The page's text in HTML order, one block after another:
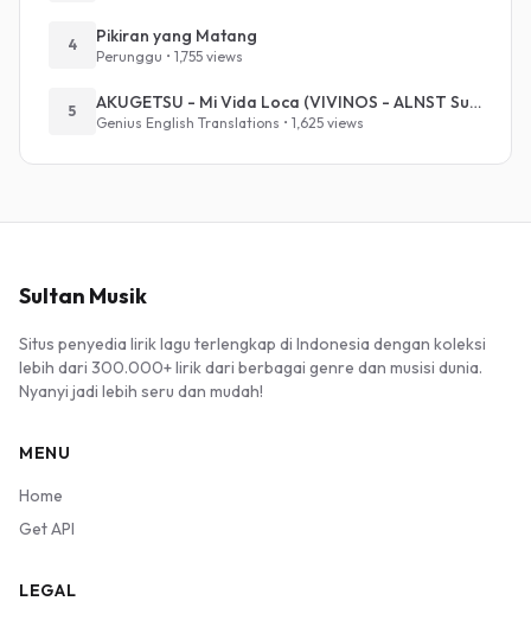
4 Pikiran yang Matang
Perunggu • 1,755 views
5 AKUGETSU - Mi Vida Loca (VIVINOS - ALNST Sub : Till Part.1)
Genius English Translations • 1,625 views
Sultan Musik
Situs penyedia lirik lagu terlengkap di Indonesia dengan koleksi
lebih dari 300.000+ lirik dari berbagai genre dan musisi dunia.
Nyanyi jadi lebih seru dan mudah!
MENU
Home
Get API
LEGAL